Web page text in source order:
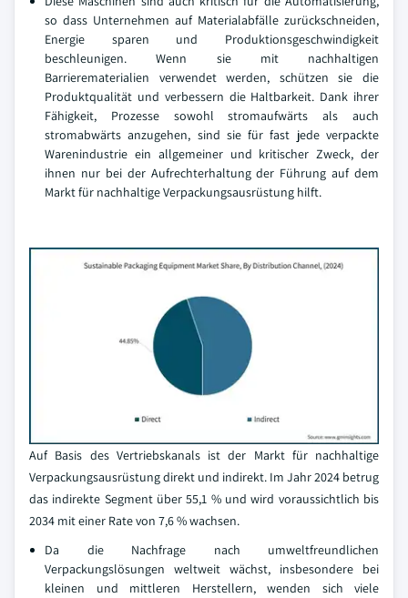
so dass Unternehmen auf Materialabfälle zurückschneiden,
Energie sparen und Produktionsgeschwindigkeit
beschleunigen. Wenn sie mit nachhaltigen
Barrierematerialien verwendet werden, schützen sie die
Produktqualität und verbessern die Haltbarkeit. Dank ihrer
Fähigkeit, Prozesse sowohl stromaufwärts als auch
stromabwärts anzugehen, sind sie für fast jede verpackte
Warenindustrie ein allgemeiner und kritischer Zweck, der
ihnen nur bei der Aufrechterhaltung der Führung auf dem
Markt für nachhaltige Verpackungsausrüstung hilft.
Auf Basis des Vertriebskanals ist der Markt für nachhaltige
Verpackungsausrüstung direkt und indirekt. Im Jahr 2024 betrug
das indirekte Segment über 55,1 % und wird voraussichtlich bis
2034 mit einer Rate von 7,6 % wachsen.
Da die Nachfrage nach umweltfreundlichen
Verpackungslösungen weltweit wächst, insbesondere bei
kleinen und mittleren Herstellern, wenden sich viele